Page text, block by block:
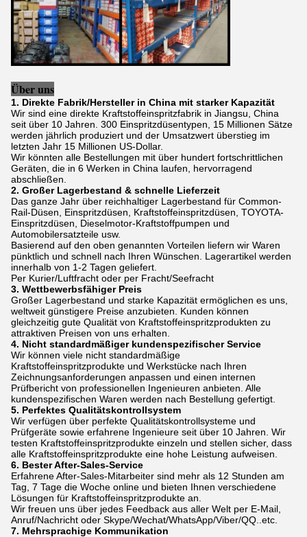
Über uns
1. Direkte Fabrik/Hersteller in China mit starker Kapazität
Wir sind eine direkte Kraftstoffeinspritzfabrik in Jiangsu, China
seit über 10 Jahren. 300 Einspritzdüsentypen, 15 Millionen Sätze
werden jährlich produziert und der Umsatzwert überstieg im
letzten Jahr 15 Millionen US-Dollar.
Wir könnten alle Bestellungen mit über hundert fortschrittlichen
Geräten, die in 6 Werken in China laufen, hervorragend
abschließen.
2. Großer Lagerbestand & schnelle Lieferzeit
Das ganze Jahr über reichhaltiger Lagerbestand für Common-
Rail-Düsen, Einspritzdüsen, Kraftstoffeinspritzdüsen, TOYOTA-
Einspritzdüsen, Dieselmotor-Kraftstoffpumpen und
Automobilersatzteile usw.
Basierend auf den oben genannten Vorteilen liefern wir Waren
pünktlich und schnell nach Ihren Wünschen. Lagerartikel werden
innerhalb von 1-2 Tagen geliefert.
Per Kurier/Luftfracht oder per Fracht/Seefracht
3. Wettbewerbsfähiger Preis
Großer Lagerbestand und starke Kapazität ermöglichen es uns,
weltweit günstigere Preise anzubieten. Kunden können
gleichzeitig gute Qualität von Kraftstoffeinspritzprodukten zu
attraktiven Preisen von uns erhalten.
4. Nicht standardmäßiger kundenspezifischer Service
Wir können viele nicht standardmäßige
Kraftstoffeinspritzprodukte und Werkstücke nach Ihren
Zeichnungsanforderungen anpassen und einen internen
Prüfbericht von professionellen Ingenieuren anbieten. Alle
kundenspezifischen Waren werden nach Bestellung gefertigt.
5. Perfektes Qualitätskontrollsystem
Wir verfügen über perfekte Qualitätskontrollsysteme und
Prüfgeräte sowie erfahrene Ingenieure seit über 10 Jahren. Wir
testen Kraftstoffeinspritzprodukte einzeln und stellen sicher, dass
alle Kraftstoffeinspritzprodukte eine hohe Leistung aufweisen.
6. Bester After-Sales-Service
Erfahrene After-Sales-Mitarbeiter sind mehr als 12 Stunden am
Tag, 7 Tage die Woche online und bieten Ihnen verschiedene
Lösungen für Kraftstoffeinspritzprodukte an.
Wir freuen uns über jedes Feedback aus aller Welt per E-Mail,
Anruf/Nachricht oder Skype/Wechat/WhatsApp/Viber/QQ..etc.
7. Mehrsprachige Kommunikation